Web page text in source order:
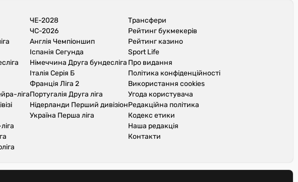
ліга
ЧЕ-2028
ЧС-2026
Англія Чемпіоншип
Іспанія Сегунда
Німеччина Друга бундесліга
Італія Серія Б
Франція Ліга 2
Португалія Друга ліга
Нідерланди Перший дивізіон
Україна Перша ліга
Трансфери
Рейтинг букмекерів
Рейтинг казино
Sport Life
Про видання
Політика конфіденційності
Використання cookies
Угода користувача
Редакційна політика
Кодекс етики
Наша редакція
Контакти